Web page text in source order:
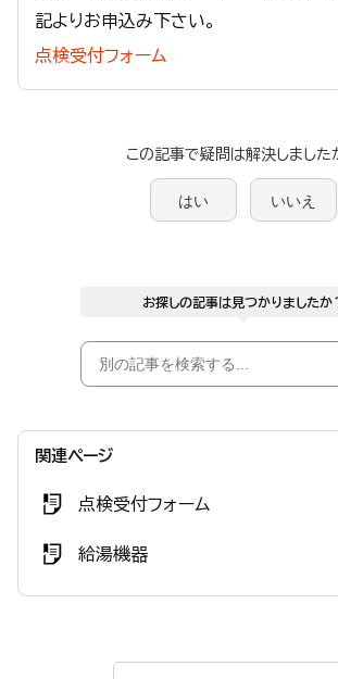
記よりお申込み下さい。
点検受付フォーム
この記事で疑問は解決しました
はい いいえ
お探しの記事は見つかりましたか
関連ページ
点検受付フォーム
給湯機器